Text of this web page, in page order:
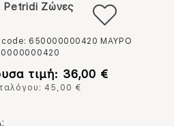
Petridi Ζώνες
code: 650000000420 ΜΑΥΡΟ
τιμή: 36,00 €
45,00 €